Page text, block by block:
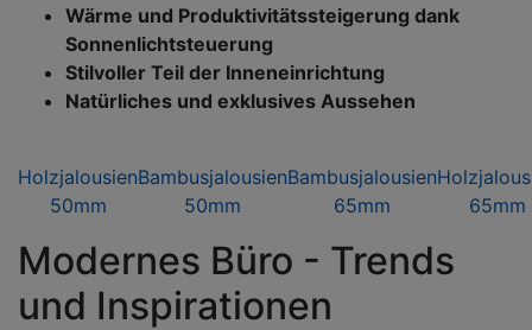
Wärme und Produktivitätssteigerung dank
Sonnenlichtsteuerung
Stilvoller Teil der Inneneinrichtung
Natürliches und exklusives Aussehen
Holzjalousien
50mm
Bambusjalousien
50mm
Bambusjalousien
65mm
65mm
Modernes Büro - Trends
und Inspirationen